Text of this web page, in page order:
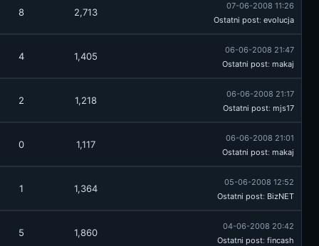
8 2,713
07-06-2008 11:26
Ostatni post: evolucja
4 1,405
06-06-2008 21:47
Ostatni post: makaj
2 1,218
06-06-2008 21:17
Ostatni post: mjs17
0 1,117
06-06-2008 21:01
Ostatni post: makaj
1 1,364
05-06-2008 12:52
Ostatni post: BizNET
5 1,860
04-06-2008 20:42
Ostatni post: fincash